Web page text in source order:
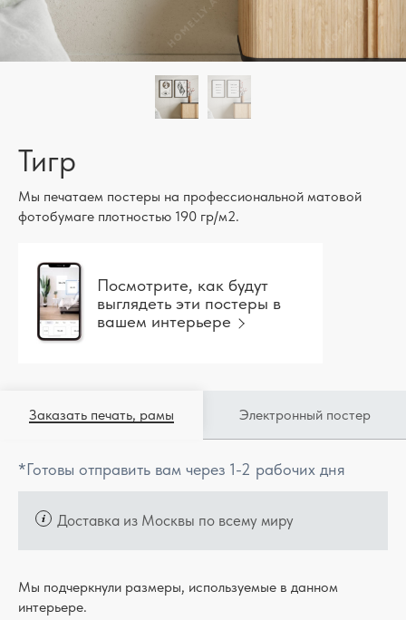
Тигр
Мы печатаем постеры на профессиональной матовой
фотобумаге плотностью 190 гр/м2.
Посмотрите, как будут
выглядеть эти постеры в
вашем интерьере
Заказать печать, рамы Электронный постер
*Готовы отправить вам через 1-2 рабочих дня
Доставка из Москвы по всему миру
Мы подчеркнули размеры, используемые в данном
интерьере.